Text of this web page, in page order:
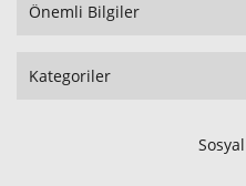
Önemli Bilgiler
Kategoriler